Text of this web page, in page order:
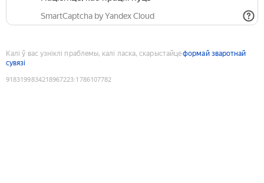
SmartCaptcha by Yandex Cloud
Калі ў вас узніклі праблемы, калі ласка, скарыстайцеформай зваротнай
сувязі
9183199834218967223:1786107782